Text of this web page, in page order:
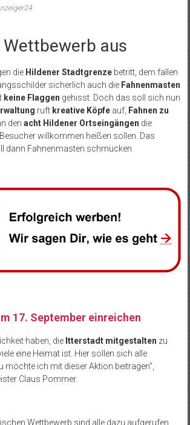
aus
die Hildener Stadtgrenzebetritt, dem fallen
sicherlich auch die Fahnenmasten
keine Flaggen gehisst. Doch das soll sich nun
ruft kreative Köpfeauf, Fahnen zu
den acht Hildener Ortseingängen die
willkommen heißen sollen. Das
dann Fahnenmasten schmücken.
17. September einreichen
haben, die Itterstadt mitgestalten zu
eine Heimat ist. Hier sollen sich alle
möchte ich mit dieser Aktion beitragen“,
Claus Pommer.
Wettbewerb sind alle dazu aufgerufen,